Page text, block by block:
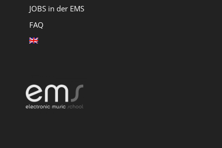
JOBS in der EMS
FAQ